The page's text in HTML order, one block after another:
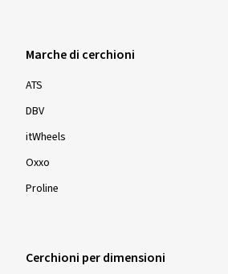
Marche di cerchioni
ATS
DBV
itWheels
Oxxo
Proline
Cerchioni per dimensioni